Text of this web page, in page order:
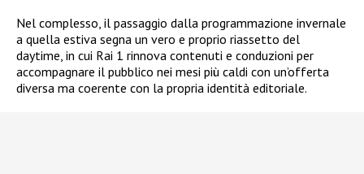
Nel complesso, il passaggio dalla programmazione invernale
a quella estiva segna un vero e proprio riassetto del
daytime, in cui Rai 1 rinnova contenuti e conduzioni per
accompagnare il pubblico nei mesi più caldi con un’offerta
diversa ma coerente con la propria identità editoriale.